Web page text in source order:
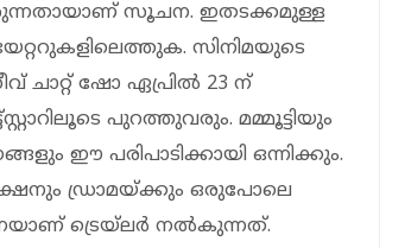
സൂചന. ഇതടക്കമുള്ള
സിനിമയുടെ
ചാറ്റ് ഷോ ഏപ്രിൽ 23 ന്
പുറത്തുവരും. മമ്മൂട്ടിയും
ഈ പരിപാടിക്കായി ഒന്നിക്കും.
ഡ്രാമയ്ക്കും ഒരുപോലെ
ട്രെയ്‌ലർ നൽകുന്നത്.